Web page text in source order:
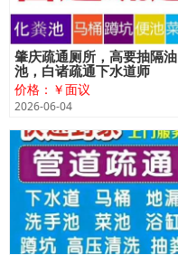
肇庆疏通厕所，高要抽隔油
池，白诸疏通下水道师
价格：￥面议
2026-06-04